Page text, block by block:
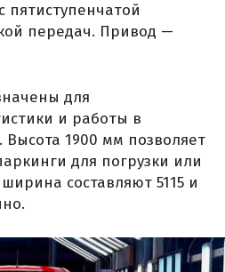
передач. Привод —
для
и работы в
Высота 1900 мм позволяет
для погрузки или
составляют 5115 и